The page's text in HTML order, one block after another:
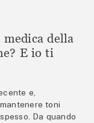
della
E io ti
e,
toni
Da quando